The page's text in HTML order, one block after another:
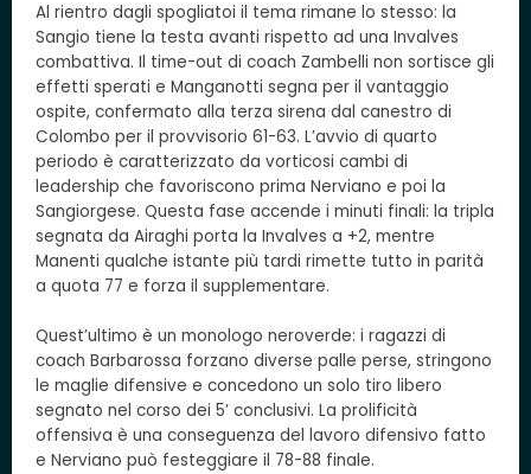
Al rientro dagli spogliatoi il tema rimane lo stesso: la
Sangio tiene la testa avanti rispetto ad una Invalves
combattiva. Il time-out di coach Zambelli non sortisce gli
effetti sperati e Manganotti segna per il vantaggio
ospite, confermato alla terza sirena dal canestro di
Colombo per il provvisorio 61-63. L’avvio di quarto
periodo è caratterizzato da vorticosi cambi di
leadership che favoriscono prima Nerviano e poi la
Sangiorgese. Questa fase accende i minuti finali: la tripla
segnata da Airaghi porta la Invalves a +2, mentre
Manenti qualche istante più tardi rimette tutto in parità
a quota 77 e forza il supplementare.
Quest’ultimo è un monologo neroverde: i ragazzi di
coach Barbarossa forzano diverse palle perse, stringono
le maglie difensive e concedono un solo tiro libero
segnato nel corso dei 5’ conclusivi. La prolificità
offensiva è una conseguenza del lavoro difensivo fatto
e Nerviano può festeggiare il 78-88 finale.